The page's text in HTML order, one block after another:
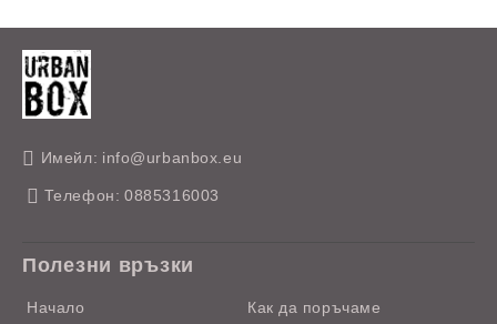
Имейл: info@urbanbox.eu
Телефон: 0885316003
Полезни връзки
Начало
Как да поръчаме